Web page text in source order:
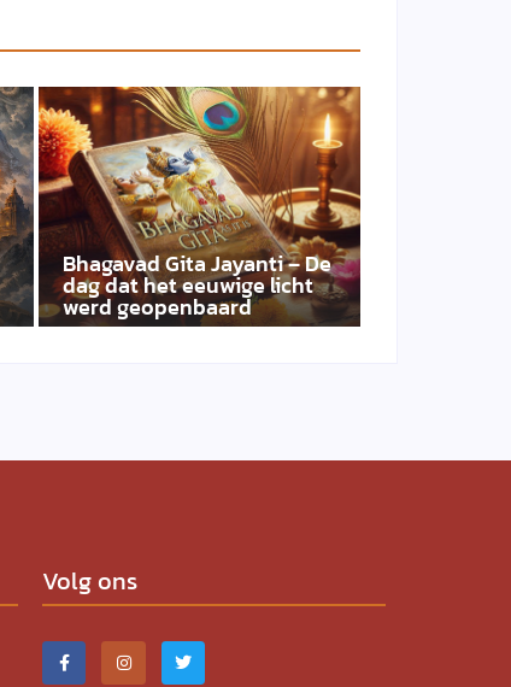
Bhagavad Gita Jayanti – De
dag dat het eeuwige licht
werd geopenbaard
Volg ons